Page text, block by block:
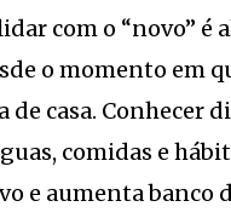
com o “novo” é
o momento em
de casa. Conhecer
comidas e
e aumenta banco